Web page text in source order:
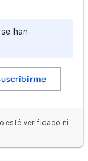
han
esté verificado ni